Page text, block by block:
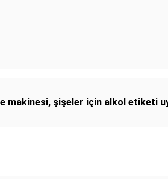
makinesi, şişeler için alkol etiketi